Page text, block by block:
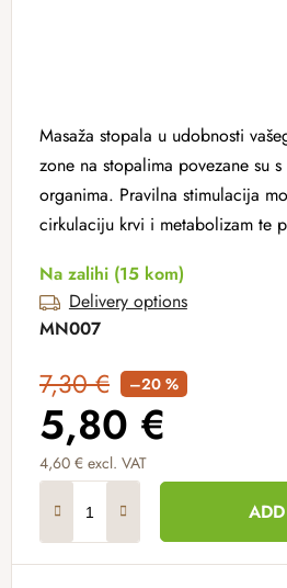
Masaža stopala u udobnosti
zone na stopalima povezane su
organima. Pravilna stimulacija
cirkulaciju krvi i metabolizam te
Na zalihi (15 kom)
Delivery options
MN007
7,30 € –20 %
5,80 €
4,60 € excl. VAT